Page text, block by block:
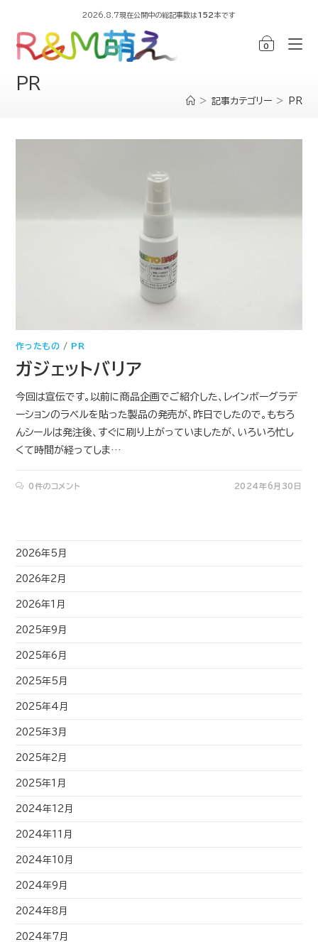
2026.8.7現在公開中の総記事数は 152 本です
0
PR
> 記事カテゴリー > PR
作ったもの / PR
ガジェットバリア
今回は宣伝です。以前に商品企画でご紹介した、レインボーグラデ
ーションのラベルを貼った製品の発売が、昨日でしたので。もちろ
んシールは発注後、すぐに刷り上がっていましたが、いろいろ忙し
くて時間が経ってしま…
0件のコメント 2024年6月30日
2026年5月
2026年2月
2026年1月
2025年9月
2025年6月
2025年5月
2025年4月
2025年3月
2025年2月
2025年1月
2024年12月
2024年11月
2024年10月
2024年9月
2024年8月
2024年7月